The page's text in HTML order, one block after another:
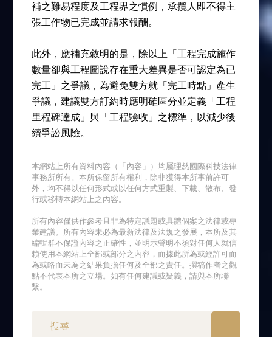
補之難易程度及工程界之慣例，承攬人即不得主
張工作物已完成並請求報酬。
此外，應補充敘明的是，除以上「工程完成施作
數量卻與工程圖說存在重大差異是否可認定為已
完工」之爭議，為避免雙方就「完工時點」產生
爭議，建議雙方訂約時應明確區分並定義「工程
里程碑達成」與「工程驗收」之標準，以減少後
續爭訟風險。
本網站上所有資料內容（「內容」）均屬理慈國際科技法律
事務所所有。本所保留所有權利，除非獲得本所事前許可
外，均不得以任何形式或以任何方式重製、下載、散布、發
行或移轉本網站上之內容。
所有內容僅供作參考且非為特定議題或具體個案之法律或專
業建議。所有內容未必為最新法律及法規之發展，本所及其
編輯群不保證內容之正確性，並明示聲明不須對任何人就信
賴使用本網站上全部或部分之內容，而據此所為或經許可而
為或略而未為之結果負擔任何及全部之責任。撰稿作者之觀
點不代表本所之立場。如有任何建議或疑義，請與本所聯
繫。